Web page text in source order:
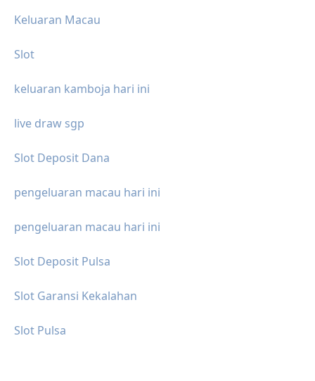
Keluaran Macau
Slot
keluaran kamboja hari ini
live draw sgp
Slot Deposit Dana
pengeluaran macau hari ini
pengeluaran macau hari ini
Slot Deposit Pulsa
Slot Garansi Kekalahan
Slot Pulsa